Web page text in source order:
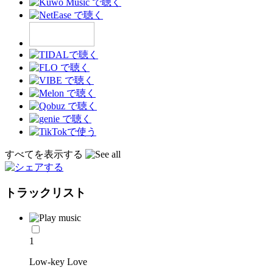
すべてを表示する
トラックリスト
1
Low-key Love